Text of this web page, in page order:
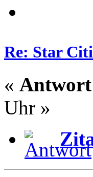
Re: Star
« Antwort
Uhr »